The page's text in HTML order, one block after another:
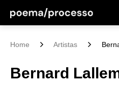
Home Artistas
Bernard